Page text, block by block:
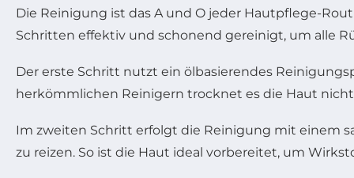
Die Reinigung ist das A und O jeder Hautpflege-
Schritten effektiv und schonend gereinigt, um alle
Der erste Schritt nutzt ein ölbasierendes
herkömmlichen Reinigern trocknet es die Haut
Im zweiten Schritt erfolgt die Reinigung mit einem
zu reizen. So ist die Haut ideal vorbereitet, um